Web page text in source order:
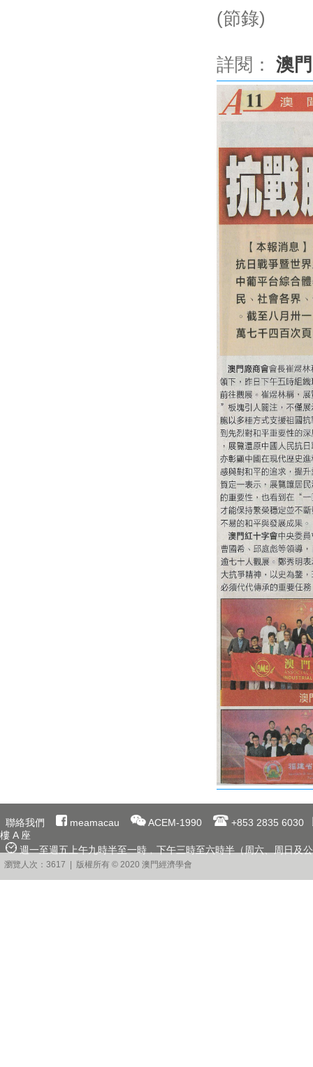
(節錄)
詳閱： 澳
聯絡我們 meamacau ACEM-1990
+853 2835 6030
樓 A 座
週一至週五上午九時半至一時﹐下午三時至六時半（周六、周日及
瀏覽人次：3617 | 版權所有 © 2020 澳門經濟學會